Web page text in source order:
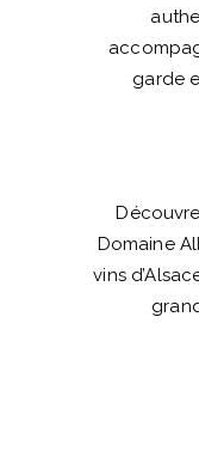
garde
Domaine
vins